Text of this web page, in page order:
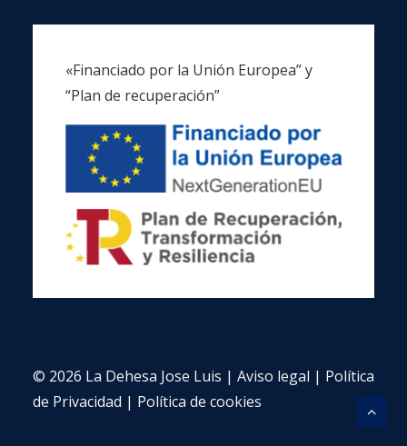
«Financiado por la Unión Europea” y
“Plan de recuperación”
© 2026 La Dehesa Jose Luis | Aviso legal | Política
de Privacidad | Política de cookies